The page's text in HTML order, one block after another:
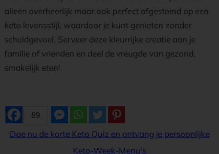
alleen overheerlijk maar ook perfect afgestemd op een
keto levensstijl, waardoor je kunt genieten zonder
schuldgevoel. Serveer deze kleurrijke creatie aan je
familie of vrienden en deel de vreugde van gezond,
smakelijk eten!
89
Doe nu de korte Keto Quiz en ontvang je persoonlijke
Keto-Week-Menu's